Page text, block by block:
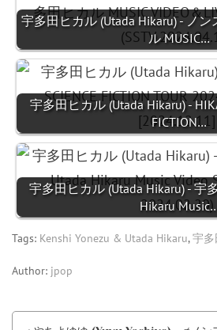
宇多田ヒカル (Utada Hikaru) - ノ
ル MUSIC…
宇多田ヒカル (Utada Hikaru) -
FICTION…
宇多田ヒカル (Utada Hikaru) - 宇
Hikaru
Tags: Kenshi Yonezu & Utada Hikaru,宇
Author: jpop